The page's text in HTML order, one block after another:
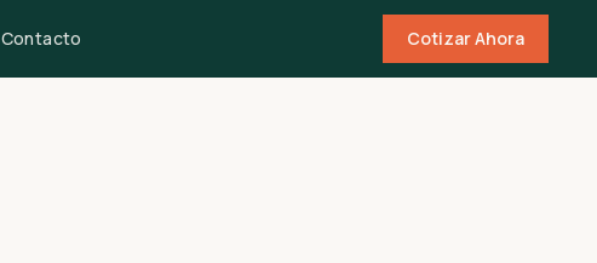
Contacto Cotizar Ahora